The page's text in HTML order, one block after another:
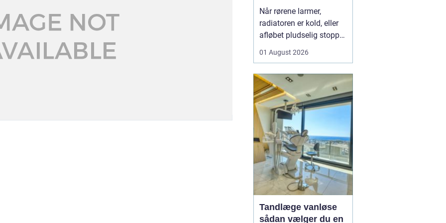
varme og sanitet
Når rørene larmer,
radiatoren er kold, eller
afløbet pludselig stopper
hvor vigtig en
er i hverdagen. I Faxe og
omegn spiller de lokale
VVS-installatører en
central rolle for både
boligejere og virks...
01 August 2026
Tandlæge vanløse
sådan vælger du en